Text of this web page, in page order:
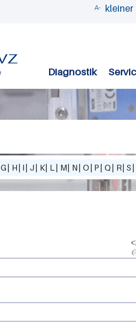
 kleiner
Diagnostik
G| H| I| J| K| L | M| N| O| P| Q| R| S|